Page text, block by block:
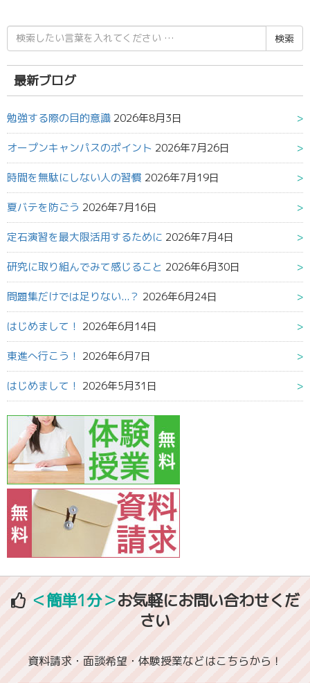
検
索
結
果:
最新ブログ
勉強する際の目的意識 2026年8月3日
オープンキャンパスのポイント 2026年7月26日
時間を無駄にしない人の習慣 2026年7月19日
夏バテを防ごう 2026年7月16日
定石演習を最大限活用するために 2026年7月4日
研究に取り組んでみて感じること 2026年6月30日
問題集だけでは足りない...？ 2026年6月24日
はじめまして！ 2026年6月14日
東進へ行こう！ 2026年6月7日
はじめまして！ 2026年5月31日
＜簡単1分＞お気軽にお問い合わせくだ
さい
資料請求・面談希望・体験授業などはこちらから！